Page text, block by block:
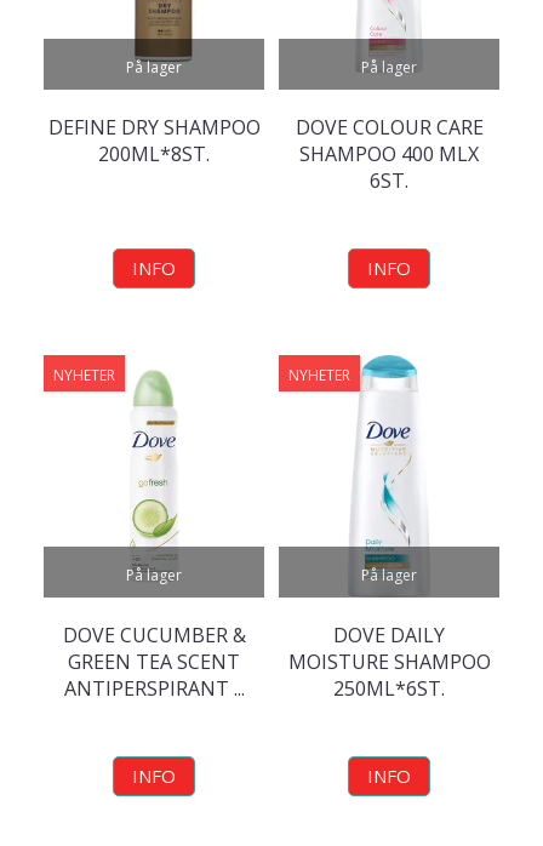
På lager
DEFINE DRY SHAMPOO
200ML*8ST.
INFO
På lager
DOVE COLOUR CARE
SHAMPOO 400 MLX
6ST.
INFO
På lager
NYHETER
DOVE CUCUMBER &
GREEN TEA SCENT
ANTIPERSPIRANT ...
INFO
På lager
NYHETER
DOVE DAILY
MOISTURE SHAMPOO
250ML*6ST.
INFO